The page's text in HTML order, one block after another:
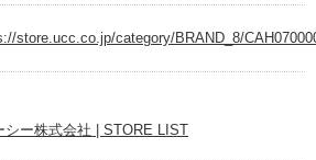
store.ucc.co.jp/category/BRAND_8/
シー株式会社 | STORE LIST